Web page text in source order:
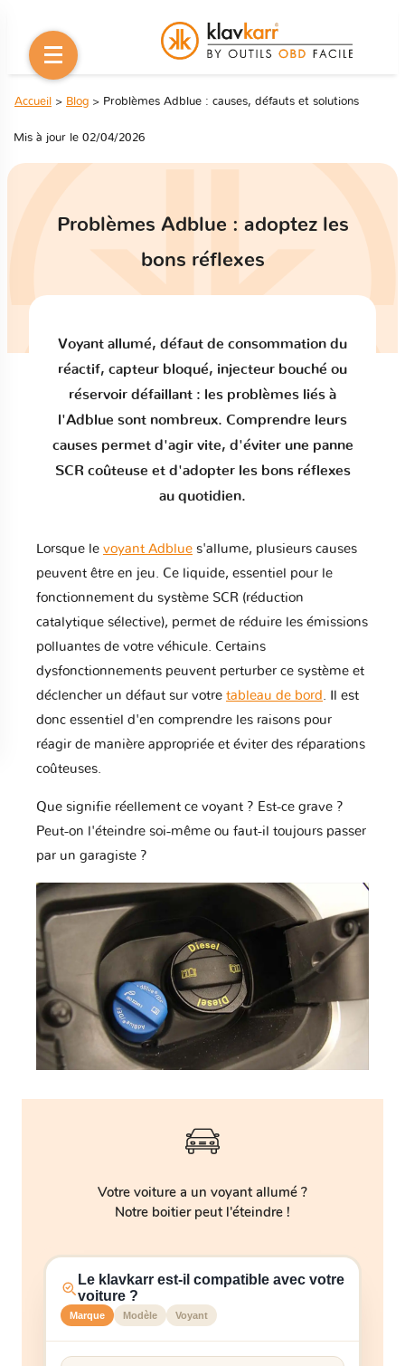
Accueil > Blog > Problèmes Adblue : causes, défauts et solutions
Mis à jour le 02/04/2026
Problèmes Adblue : adoptez les
bons réflexes
Voyant allumé, défaut de consommation du
réactif, capteur bloqué, injecteur bouché ou
réservoir défaillant : les problèmes liés à
l'Adblue sont nombreux. Comprendre leurs
causes permet d'agir vite, d'éviter une panne
SCR coûteuse et d'adopter les bons réflexes
au quotidien.
Lorsque le voyant Adblue s'allume, plusieurs causes
peuvent être en jeu. Ce liquide, essentiel pour le
fonctionnement du système SCR (réduction
catalytique sélective), permet de réduire les émissions
polluantes de votre véhicule. Certains
dysfonctionnements peuvent perturber ce système et
déclencher un défaut sur votre tableau de bord. Il est
donc essentiel d'en comprendre les raisons pour
réagir de manière appropriée et éviter des réparations
coûteuses.
Que signifie réellement ce voyant ? Est-ce grave ?
Peut-on l'éteindre soi-même ou faut-il toujours passer
par un garagiste ?
Votre voiture a un voyant allumé ?
Notre boitier peut l'éteindre !
Le klavkarr est-il compatible avec votre
voiture ?
Marque Modèle Voyant